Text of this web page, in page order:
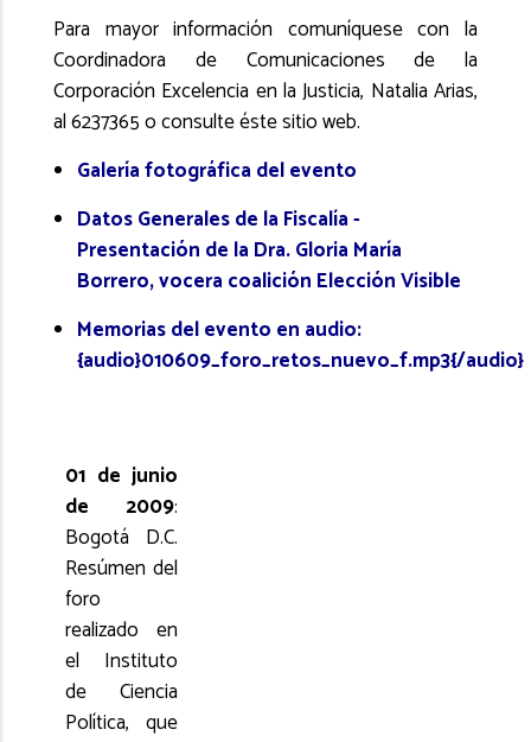
Para mayor información comuníquese con la
Coordinadora de Comunicaciones de la
Corporación Excelencia en la Justicia, Natalia Arias,
al 6237365 o consulte éste sitio web.
Galería fotográfica del evento
Datos Generales de la Fiscalía -
Presentación de la Dra. Gloria María
Borrero, vocera coalición Elección Visible
Memorias del evento en audio:
{audio}010609_foro_retos_nuevo_f.mp3{/audio}
01 de junio
de 2009:
Bogotá D.C.
Resúmen del
foro
realizado en
el Instituto
de Ciencia
Política, que